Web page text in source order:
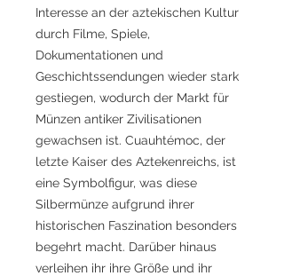
Interesse an der aztekischen Kultur
durch Filme, Spiele,
Dokumentationen und
Geschichtssendungen wieder stark
gestiegen, wodurch der Markt für
Münzen antiker Zivilisationen
gewachsen ist. Cuauhtémoc, der
letzte Kaiser des Aztekenreichs, ist
eine Symbolfigur, was diese
Silbermünze aufgrund ihrer
historischen Faszination besonders
begehrt macht. Darüber hinaus
verleihen ihr ihre Größe und ihr